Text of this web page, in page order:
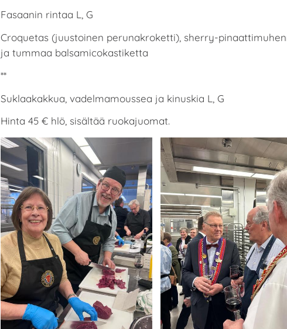
Fasaanin rintaa L, G
Croquetas (juustoinen perunakroketti), sherry-
ja tummaa balsamicokastiketta
**
Suklaakakkua, vadelmamoussea ja kinuskia L, G
Hinta 45 € hlö, sisältää ruokajuomat.